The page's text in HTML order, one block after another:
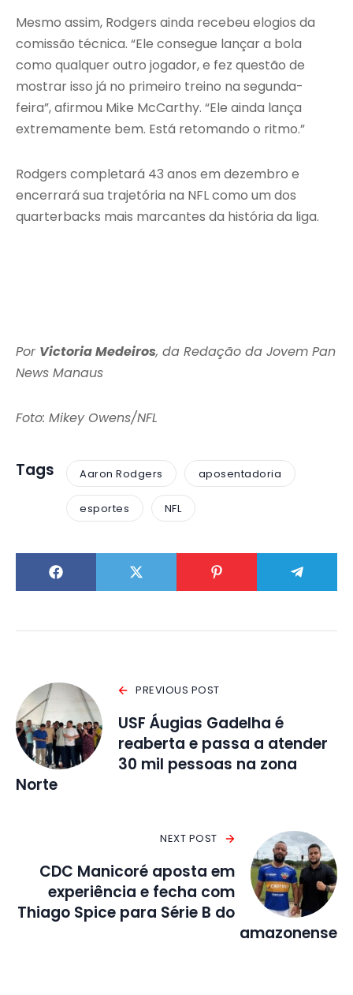
Mesmo assim, Rodgers ainda recebeu elogios da
comissão técnica. “Ele consegue lançar a bola
como qualquer outro jogador, e fez questão de
mostrar isso já no primeiro treino na segunda-
feira”, afirmou Mike McCarthy. “Ele ainda lança
extremamente bem. Está retomando o ritmo.”
Rodgers completará 43 anos em dezembro e
encerrará sua trajetória na NFL como um dos
quarterbacks mais marcantes da história da liga.
Por Victoria Medeiros, da Redação da Jovem Pan
News Manaus
Foto: Mikey Owens/NFL
Tags Aaron Rodgers aposentadoria
esportes NFL
PREVIOUS POST
USF Áugias Gadelha é
reaberta e passa a atender
30 mil pessoas na zona
Norte
NEXT POST
CDC Manicoré aposta em
experiência e fecha com
Thiago Spice para Série B do
amazonense